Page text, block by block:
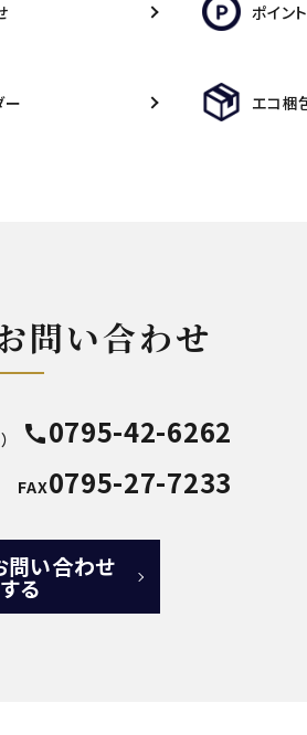
ポイン
ー エコ梱
問い合わせ
call0795-42-6262
FAX0795-27-7233
問い合わせ
る